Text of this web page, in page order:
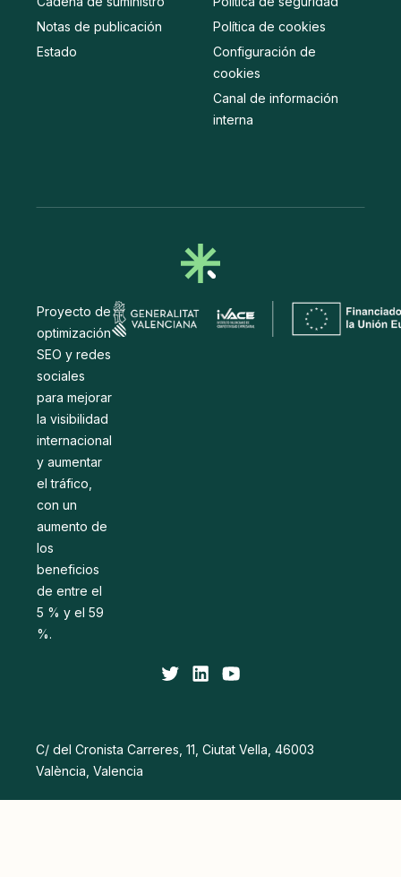
Notas de publicación
Estado
Política de cookies
Configuración de
cookies
Canal de información
interna
Proyecto de
optimización
SEO y redes
sociales
para mejorar
la visibilidad
internacional
y aumentar
el tráfico,
con un
aumento de
los
beneficios
de entre el
5 % y el 59
%.
C/ del Cronista Carreres, 11, Ciutat Vella, 46003
València, Valencia